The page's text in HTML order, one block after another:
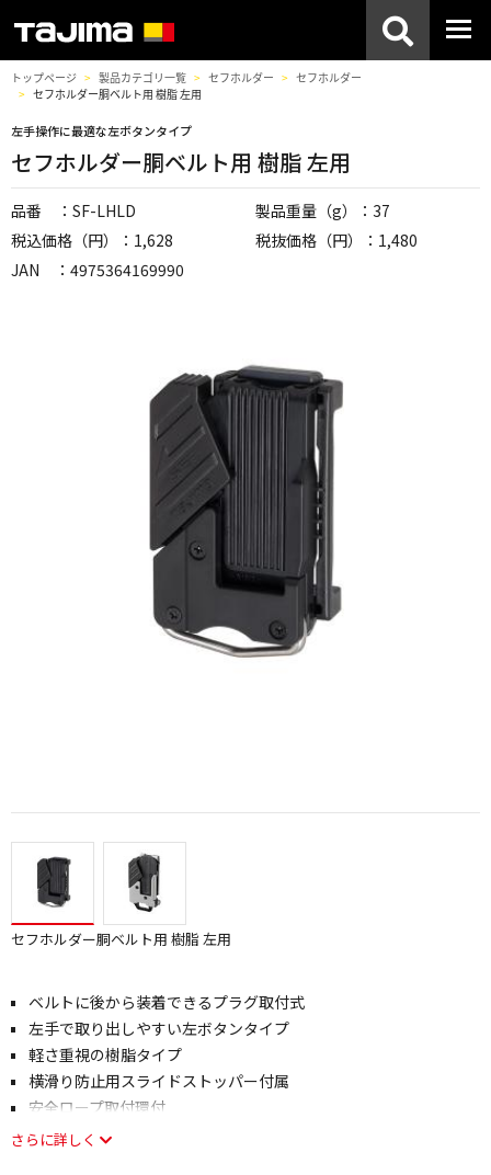
トップページ 製品カテゴリ一覧 セフホルダー
セフホルダー
セフホルダー胴ベルト用 樹脂 左用
左手操作に最適な左ボタンタイプ
セフホルダー胴ベルト用 樹脂 左用
品番 ：SF-LHLD
製品重量（g）：37
税込価格（円）：1,628
税抜価格（円）：1,480
JAN ：4975364169990
セフホルダー胴ベルト用 樹脂 左用
ベルトに後から装着できるプラグ取付式
左手で取り出しやすい左ボタンタイプ
軽さ重視の樹脂タイプ
横滑り防止用スライドストッパー付属
安全ロープ取付環付
さらに詳しく